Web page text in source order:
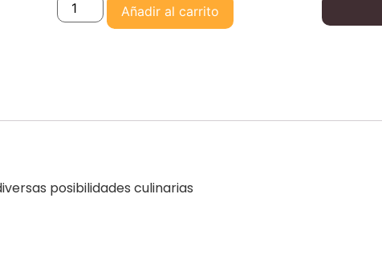
Añadir al carrito
posibilidades culinarias